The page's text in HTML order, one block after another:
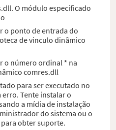
O módulo especificado
o ponto de entrada do
de vinculo dinâmico
o número ordinal * na
comres.dll
para ser executado no
Tente instalar o
a mídia de instalação
do sistema ou o
obter suporte.